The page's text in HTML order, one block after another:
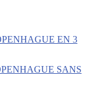
EN 3
SANS